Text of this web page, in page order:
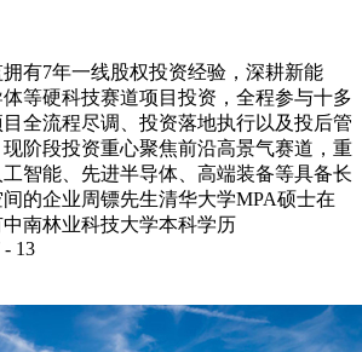
有7年一线股权投资经验，深耕新能
等硬科技赛道项目投资，全程参与十多
全流程尽调、投资落地执行以及投后管
阶段投资重心聚焦前沿高景气赛道，重
工智能、先进半导体、高端装备等具备长
的企业周镖先生清华大学MPA硕士在
南林业科技大学本科学历
- 13